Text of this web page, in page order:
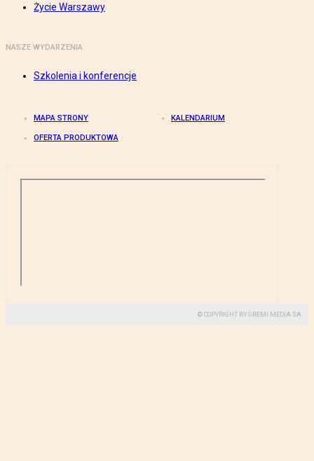
Życie Warszawy
NASZE WYDARZENIA
Szkolenia i konferencje
MAPA STRONY KALENDARIUM
OFERTA PRODUKTOWA
© COPYRIGHT BY GREMI MEDIA SA